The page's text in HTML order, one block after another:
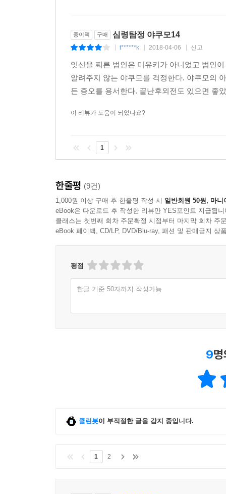
종이책 구매 심령탐정 야쿠모14
t******k 2018-04-06 신고
잇신을 찌른 범인은 미유키가 아니었고 범인
알려주지 않는 야쿠모를 걱정한다. 야쿠모의
든 증오를 용서한다. 끝난후외전도 있으면 좋
이 리뷰가 도움이 되었나요?
1
한줄평 (9건)
1,000원 이상 구매 후 한줄평 작성 시 일반회원 50원, 마니
eBook은 다운로드 후 작성한 리뷰만 YES포인트 지급됩니
클래스는 첫번째 회차 주문확정 시점부터 마지막 회차 주
eBook 페이백, CD/LP, DVD/Blu-ray, 패션 및 판매금지 상
평점
한글 기준 50자까지 작성가능
9
클린봇이 부적절한 글을 감지 중입니다.
1 2